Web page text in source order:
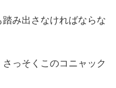
踏み出さなければならな
っそくこのコニャック